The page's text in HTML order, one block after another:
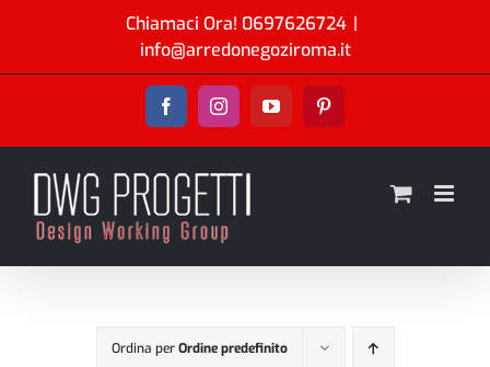
Chiamaci Ora! 0697626724 |
info@arredonegoziroma.it
FacebookInstagramYouTubePinterest
Ordina perOrdine predefinito